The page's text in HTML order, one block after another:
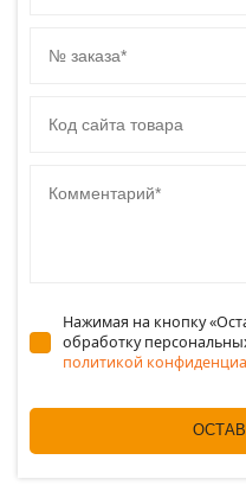
Нажимая на кнопку
обработку
политикой